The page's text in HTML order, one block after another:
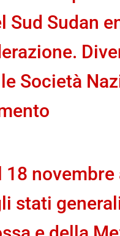
Sud Sudan
Società
18 novembre
stati